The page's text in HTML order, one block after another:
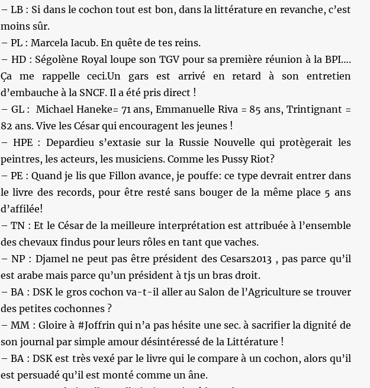
– LB : Si dans le cochon tout est bon, dans la littérature en revanche, c’est
moins sûr.
– PL : Marcela Iacub. En quête de tes reins.
– HD : Ségolène Royal loupe son TGV pour sa première réunion à la BPI….
Ça me rappelle ceci.Un gars est arrivé en retard à son entretien
d’embauche à la SNCF. Il a été pris direct !
– GL : Michael Haneke= 71 ans, Emmanuelle Riva = 85 ans, Trintignant =
82 ans. Vive les César qui encouragent les jeunes !
– HPE : Depardieu s’extasie sur la Russie Nouvelle qui protègerait les
peintres, les acteurs, les musiciens. Comme les Pussy Riot?
– PE : Quand je lis que Fillon avance, je pouffe: ce type devrait entrer dans
le livre des records, pour être resté sans bouger de la même place 5 ans
d’affilée!
– TN : Et le César de la meilleure interprétation est attribuée à l’ensemble
des chevaux findus pour leurs rôles en tant que vaches.
– NP : Djamel ne peut pas être président des Cesars2013 , pas parce qu’il
est arabe mais parce qu’un président à tjs un bras droit.
– BA : DSK le gros cochon va-t-il aller au Salon de l’Agriculture se trouver
des petites cochonnes ?
– MM : Gloire à #Joffrin qui n’a pas hésite une sec. à sacrifier la dignité de
son journal par simple amour désintéressé de la Littérature !
– BA : DSK est très vexé par le livre qui le compare à un cochon, alors qu’il
est persuadé qu’il est monté comme un âne.